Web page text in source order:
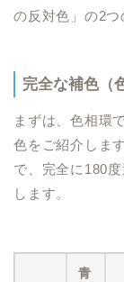
の反対色」の2つ
完全な補色（
まずは、色相環
色をご紹介しま
で、完全に180
します。
青